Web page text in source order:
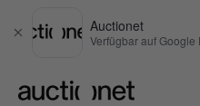
Schließen
Auctionet
Verfügbar auf Google